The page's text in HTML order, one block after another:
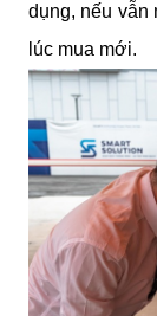
dụng, nếu vẫn
lúc mua mới.